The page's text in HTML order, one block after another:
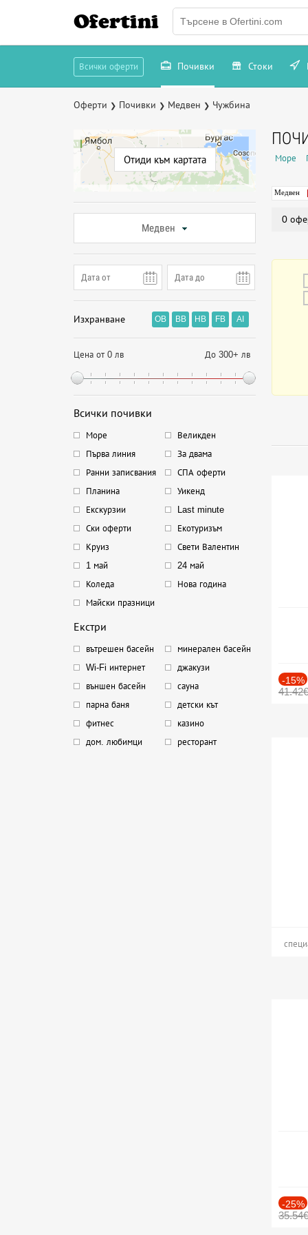
Ofertini
Всички оферти Почивки Стоки
Оферти ❯ Почивки ❯ Медвен ❯ Чужбина
Отиди към картата
Медвен
Изхранване OB BB HB FB AI
Цена от 0 лв До 300+ лв
Всички почивки
Море
Великден
Първа линия
За двама
Ранни записвания
СПА оферти
Планина
Уикенд
Екскурзии
Last minute
Ски оферти
Екотуризъм
Круиз
Свети Валентин
1 май
24 май
Коледа
Нова година
Майски празници
Екстри
вътрешен басейн
минерален басейн
Wi-Fi интернет
джакузи
външен басейн
сауна
парна баня
детски кът
фитнес
казино
дом. любимци
ресторант
Море
Медвен
0
-15%
41.42€
-25%
35.54€